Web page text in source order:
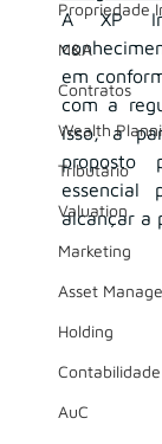
Propriedade
M&A
Contratos
Wealth
Tributário
Valuation
Marketing
Asset
Holding
Contabilidade
AuC
A XP
em
com a
isso, a
proposto
essencial
alcançar a